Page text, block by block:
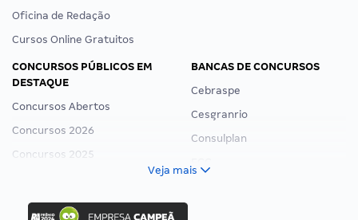
Oficina de Redação
Cursos Online Gratuitos
CONCURSOS PÚBLICOS EM
DESTAQUE
Concursos Abertos
Concursos 2026
Concursos 2025
Concurso Ibama
BANCAS DE CONCURSOS
Cebraspe
Cesgranrio
Consulplan
Veja mais